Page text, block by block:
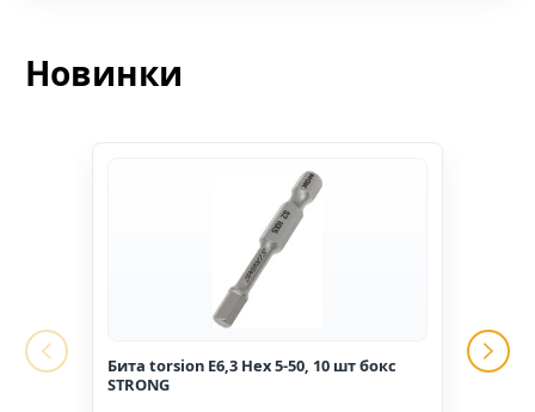
Новинки
Бита torsion E6,3 Hex 5-50, 10 шт бокс
STRONG